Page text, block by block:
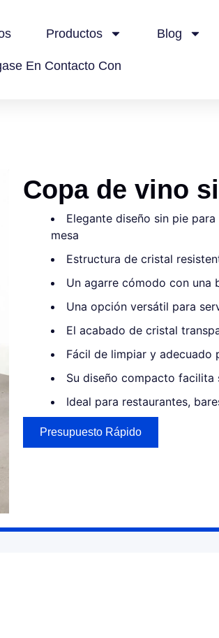
Productos Blog
En Contacto Con
Copa de vino
Elegante diseño sin pie
mesa
Estructura de cristal
Un agarre cómodo con una
Una opción versátil para
El acabado de cristal
Fácil de limpiar y adecuado
Su diseño compacto
Ideal para restaurantes,
Presupuesto Rápido